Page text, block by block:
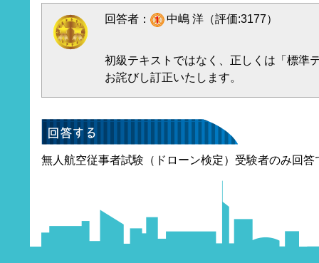
回答者： 中嶋 洋（評価:3177）
初級テキストではなく、正しくは「標準
お詫びし訂正いたします。
無人航空従事者試験（ドローン検定）受験者のみ回答